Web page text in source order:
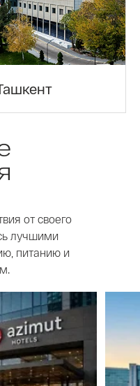
от своего
лучшими
питанию и